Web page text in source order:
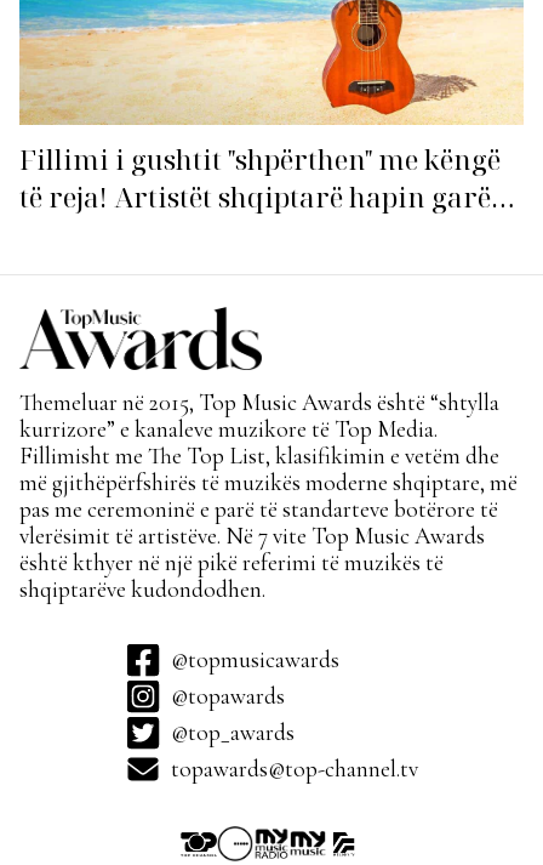
Fillimi i gushtit "shpërthen" me këngë
të reja! Artistët shqiptarë hapin garën
Themeluar në 2015, Top Music Awards është “shtylla
kurrizore” e kanaleve muzikore të Top Media.
Fillimisht me The Top List, klasifikimin e vetëm dhe
më gjithëpërfshirës të muzikës moderne shqiptare, më
pas me ceremoninë e parë të standarteve botërore të
vlerësimit të artistëve. Në 7 vite Top Music Awards
është kthyer në një pikë referimi të muzikës të
shqiptarëve kudondodhen.
@topmusicawards
@topawards
@top_awards
topawards@top-channel.tv